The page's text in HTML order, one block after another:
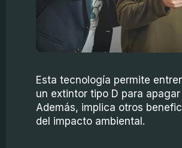
Esta tecnología permite
un extintor tipo D para
Además, implica otros
del impacto ambiental.